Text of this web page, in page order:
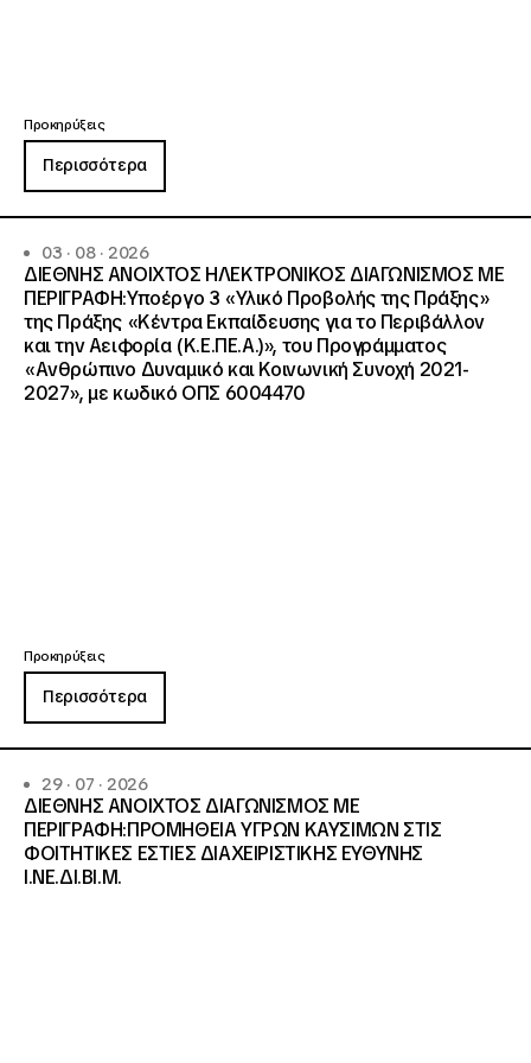
Προκηρύξεις
Περισσότερα
03 · 08 · 2026
ΔΙΕΘΝΗΣ ΑΝΟΙΧΤΟΣ ΗΛΕΚΤΡΟΝΙΚΟΣ ΔΙΑΓΩΝΙΣΜΟΣ ΜΕ
ΠΕΡΙΓΡΑΦΗ:Υποέργο 3 «Υλικό Προβολής της Πράξης»
της Πράξης «Κέντρα Εκπαίδευσης για το Περιβάλλον
και την Αειφορία (Κ.Ε.ΠΕ.Α.)», του Προγράμματος
«Ανθρώπινο Δυναμικό και Κοινωνική Συνοχή 2021-
2027», με κωδικό ΟΠΣ 6004470
Προκηρύξεις
Περισσότερα
29 · 07 · 2026
ΔΙΕΘΝΗΣ ΑΝΟΙΧΤΟΣ ΔΙΑΓΩΝΙΣΜΟΣ ΜΕ
ΠΕΡΙΓΡΑΦΗ:ΠΡΟΜΗΘΕΙΑ ΥΓΡΩΝ ΚΑΥΣΙΜΩΝ ΣΤΙΣ
ΦΟΙΤΗΤΙΚΕΣ ΕΣΤΙΕΣ ΔΙΑΧΕΙΡΙΣΤΙΚΗΣ ΕΥΘΥΝΗΣ
Ι.ΝΕ.ΔΙ.ΒΙ.Μ.